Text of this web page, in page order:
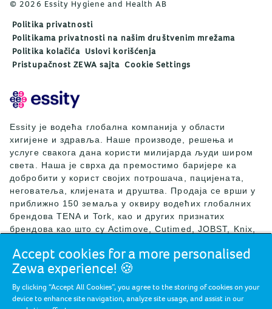
© 2026 Essity Hygiene and Health AB
Politika privatnosti
Politikama privatnosti na našim društvenim mrežama
Politika kolačića Uslovi korišćenja
Pristupačnost ZEWA sajta Cookie Settings
Essity је водећа глобална компанија у области
хигијене и здравља. Наше производе, решења и
услуге свакога дана користи милијарда људи широм
света. Наша је сврха да премостимо баријере ка
добробити у корист својих потрошача, пацијената,
неговатеља, клијената и друштва. Продаја се врши у
приближно 150 земаља у оквиру водећих глобалних
брендова TENA и Tork, као и других признатих
брендова као што су Actimove, Cutimed, JOBST, Knix,
Nosotras, Saba, Tempo, TOM Organic и Zewa. Током
2024. године, компанија Essity је остварила нето
милијарди EUR), а запошљавала је 36.000 људи.
Седиште компаније Essity се налази у Стокхолму, у
Accept cookies for a more personalised
Zewa experience! 🍪
By clicking “Accept All Cookies”, you agree to the storing of cookies on your
device to enhance site navigation, analyze site usage, and assist in our